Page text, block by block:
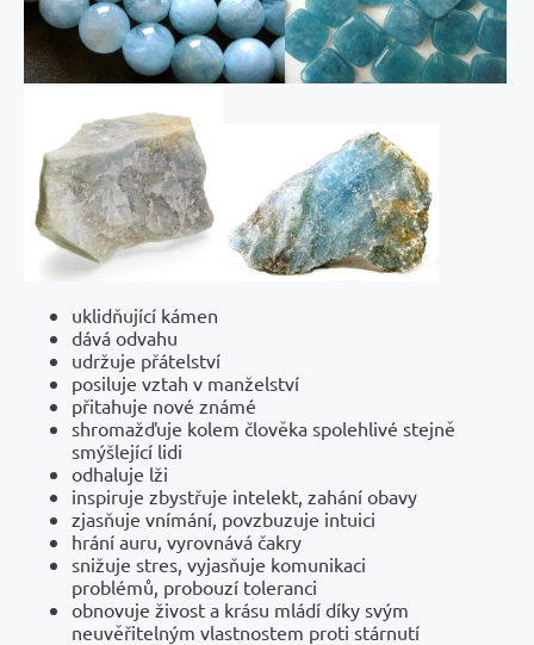
uklidňující kámen
dává odvahu
udržuje přátelství
posiluje vztah v manželství
přitahuje nové známé
shromažďuje kolem člověka spolehlivé stejně
smýšlející lidi
odhaluje lži
inspiruje zbystřuje intelekt, zahání obavy
zjasňuje vnímání, povzbuzuje intuici
hrání auru, vyrovnává čakry
snižuje stres, vyjasňuje komunikaci
problémů, probouzí toleranci
obnovuje živost a krásu mládí díky svým
neuvěřitelným vlastnostem proti stárnutí